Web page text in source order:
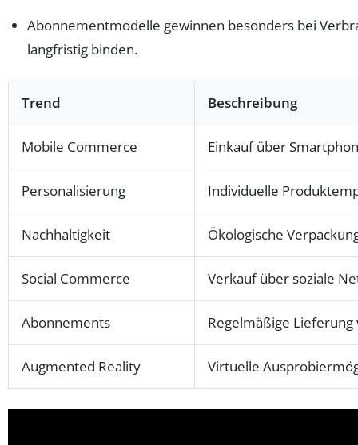
Abonnementmodelle gewinnen besonders bei
langfristig binden.
Trend Beschreibung
Mobile Commerce Einkauf über
Personalisierung Individuelle
Nachhaltigkeit Ökologische
Social Commerce Verkauf über soziale
Abonnements Regelmäßige
Augmented Reality Virtuelle